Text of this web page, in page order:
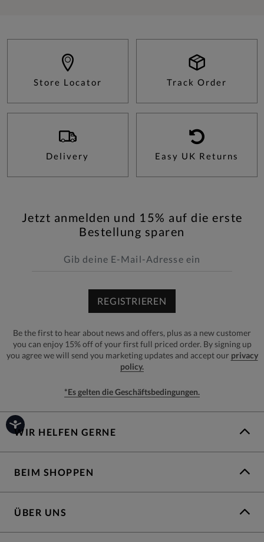
Store Locator Track Order
Delivery Easy UK Returns
Jetzt anmelden und 15% auf die erste
Bestellung sparen
REGISTRIEREN
Be the first to hear about news and offers, plus as a new customer
you can enjoy 15% off of your first full priced order. By signing up
you agree we will send you marketing updates and accept our privacy
policy.
*Es gelten die Geschäftsbedingungen.
WIR HELFEN GERNE
BEIM SHOPPEN
ÜBER UNS